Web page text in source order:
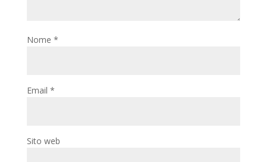
Nome *
Email *
Sito web